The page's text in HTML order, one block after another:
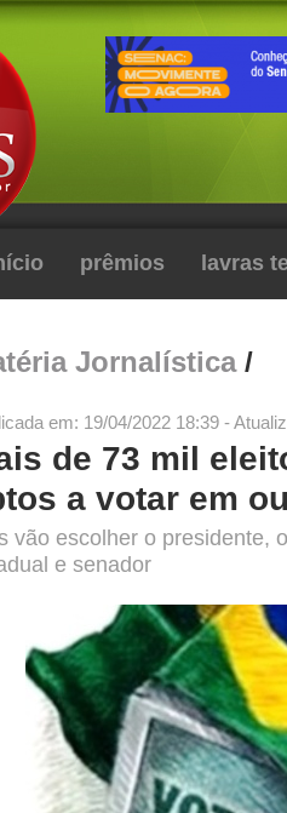
prêmios lavras
Jornalística/
em: 19/04/2022 18:39 -
de 73 mil
a votar em
vão escolher o presidente,
e senador